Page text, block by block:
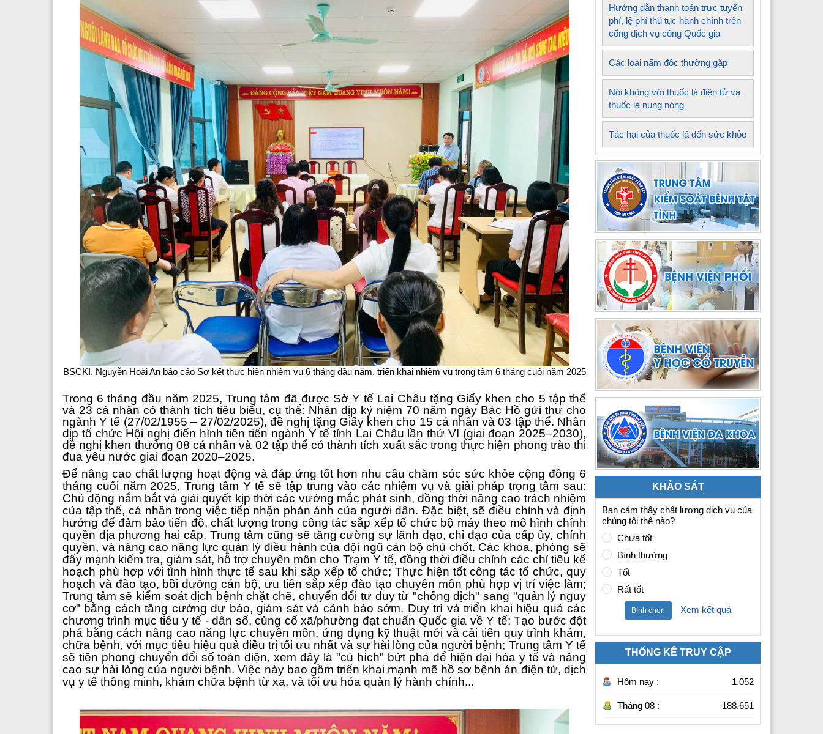
BSCKI. Nguyễn Hoài An báo cáo Sơ kết thực hiện nhiệm vụ 6 tháng đầu năm, triển khai nhiệm vụ trọng tâm 6 tháng cuối năm 2025
Trong 6 tháng đầu năm 2025, Trung tâm đã được Sở Y tế Lai Châu tặng Giấy khen cho 5 tập thể
và 23 cá nhân có thành tích tiêu biểu, cụ thể: Nhân dịp kỷ niệm 70 năm ngày Bác Hồ gửi thư cho
ngành Y tế (27/02/1955 – 27/02/2025), đề nghị tặng Giấy khen cho 15 cá nhân và 03 tập thể. Nhân
dịp tổ chức Hội nghị điển hình tiên tiến ngành Y tế tỉnh Lai Châu lần thứ VI (giai đoạn 2025–2030),
đề nghị khen thưởng 08 cá nhân và 02 tập thể có thành tích xuất sắc trong thực hiện phong trào thi
đua yêu nước giai đoạn 2020–2025.
Để nâng cao chất lượng hoạt động và đáp ứng tốt hơn nhu cầu chăm sóc sức khỏe cộng đồng 6
tháng cuối năm 2025, Trung tâm Y tế sẽ tập trung vào các nhiệm vụ và giải pháp trọng tâm sau:
Chủ động nắm bắt và giải quyết kịp thời các vướng mắc phát sinh, đồng thời nâng cao trách nhiệm
của tập thể, cá nhân trong việc tiếp nhận phản ánh của người dân. Đặc biệt, sẽ điều chỉnh và định
hướng để đảm bảo tiến độ, chất lượng trong công tác sắp xếp tổ chức bộ máy theo mô hình chính
quyền địa phương hai cấp. Trung tâm cũng sẽ tăng cường sự lãnh đạo, chỉ đạo của cấp ủy, chính
quyền, và nâng cao năng lực quản lý điều hành của đội ngũ cán bộ chủ chốt. Các khoa, phòng sẽ
đẩy mạnh kiểm tra, giám sát, hỗ trợ chuyên môn cho Trạm Y tế, đồng thời điều chỉnh các chỉ tiêu kế
hoạch phù hợp với tình hình thực tế sau khi sắp xếp tổ chức; Thực hiện tốt công tác tổ chức, quy
hoạch và đào tạo, bồi dưỡng cán bộ, ưu tiên sắp xếp đào tạo chuyên môn phù hợp vị trí việc làm;
Trung tâm sẽ kiểm soát dịch bệnh chặt chẽ, chuyển đổi tư duy từ "chống dịch" sang "quản lý nguy
cơ" bằng cách tăng cường dự báo, giám sát và cảnh báo sớm. Duy trì và triển khai hiệu quả các
chương trình mục tiêu y tế - dân số, củng cố xã/phường đạt chuẩn Quốc gia về Y tế; Tạo bước đột
phá bằng cách nâng cao năng lực chuyên môn, ứng dụng kỹ thuật mới và cải tiến quy trình khám,
chữa bệnh, với mục tiêu hiệu quả điều trị tối ưu nhất và sự hài lòng của người bệnh; Trung tâm Y tế
sẽ tiên phong chuyển đổi số toàn diện, xem đây là "cú hích" bứt phá để hiện đại hóa y tế và nâng
cao sự hài lòng của người bệnh. Việc này bao gồm triển khai mạnh mẽ hồ sơ bệnh án điện tử, dịch
vụ y tế thông minh, khám chữa bệnh từ xa, và tối ưu hóa quản lý hành chính...
Hướng dẫn thanh toán trực tuyến
phí, lệ phí thủ tục hành chính trên
cổng dịch vụ công Quốc gia
Các loại nấm độc thường gặp
Nói không với thuốc lá điện tử và
thuốc lá nung nóng
Tác hại của thuốc lá đến sức khỏe
KHẢO SÁT
Bạn cảm thấy chất lượng dịch vụ của
chúng tôi thế nào?
Chưa tốt
Bình thường
Tốt
Rất tốt
Bình chọn Xem kết quả
THỐNG KÊ TRUY CẬP
Hôm nay : 1.052
Tháng 08 : 188.651